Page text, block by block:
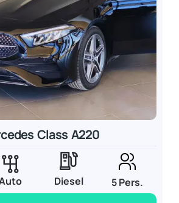
Class A220
Diesel 5 Pers.